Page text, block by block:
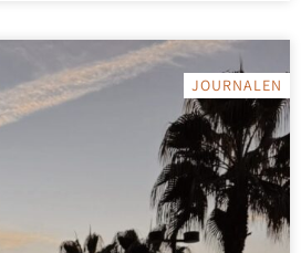
JOURNALEN